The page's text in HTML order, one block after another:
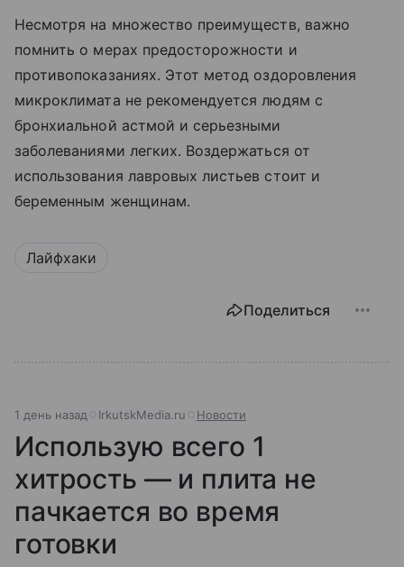
Несмотря на множество преимуществ, важно
помнить о мерах предосторожности и
противопоказаниях. Этот метод оздоровления
микроклимата не рекомендуется людям с
бронхиальной астмой и серьезными
заболеваниями легких. Воздержаться от
использования лавровых листьев стоит и
беременным женщинам.
Лайфхаки
Поделиться
1 день назад IrkutskMedia.ru Новости
Использую всего 1
хитрость — и плита не
пачкается во время
готовки